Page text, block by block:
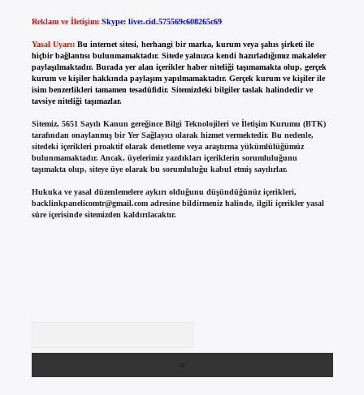
Reklam ve İletişim: Skype: live:.cid.575569c608265c69
Yasal Uyarı: Bu internet sitesi, herhangi bir marka, kurum veya şahıs şirketi ile
hiçbir bağlantısı bulunmamaktadır. Sitede yalnızca kendi hazırladığımız makaleler
paylaşılmaktadır. Burada yer alan içerikler haber niteliği taşımamakta olup, gerçek
kurum ve kişiler hakkında paylaşım yapılmamaktadır. Gerçek kurum ve kişiler ile
isim benzerlikleri tamamen tesadüfidir. Sitemizdeki bilgiler taslak halindedir ve
tavsiye niteliği taşımazlar.
Sitemiz, 5651 Sayılı Kanun gereğince Bilgi Teknolojileri ve İletişim Kurumu (BTK)
tarafından onaylanmış bir Yer Sağlayıcı olarak hizmet vermektedir. Bu nedenle,
sitedeki içerikleri proaktif olarak denetleme veya araştırma yükümlülüğümüz
bulunmamaktadır. Ancak, üyelerimiz yazdıkları içeriklerin sorumluluğunu
taşımakta olup, siteye üye olarak bu sorumluluğu kabul etmiş sayılırlar.
Hukuka ve yasal düzenlemelere aykırı olduğunu düşündüğünüz içerikleri,
backlinkpanelicomtr@gmail.comadresine bildirmeniz halinde, ilgili içerikler yasal
süre içerisinde sitemizden kaldırılacaktır.